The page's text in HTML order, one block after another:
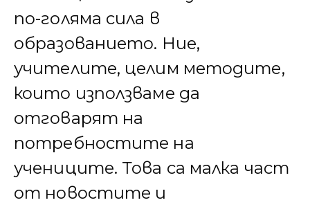
по-голяма сила в
образованието. Ние,
учителите, целим методите,
които използваме да
отговарят на
потребностите на
учениците. Това са малка част
от новостите и